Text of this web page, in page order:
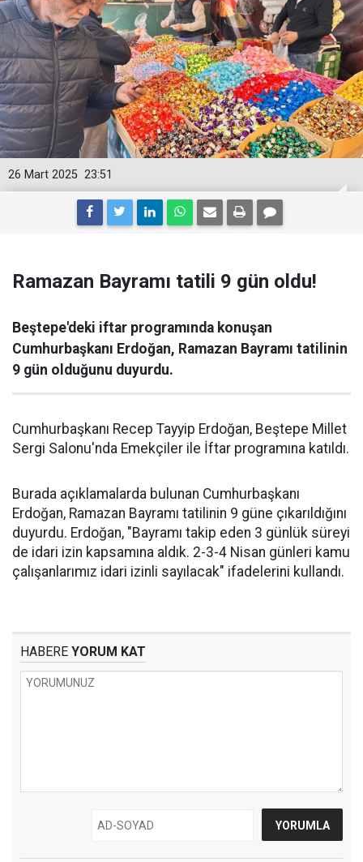
23:51
26 Mart 2025
Ramazan Bayramı tatili 9 gün oldu!
Beştepe'deki iftar programında konuşan
Cumhurbaşkanı Erdoğan, Ramazan Bayramı tatilinin
9 gün olduğunu duyurdu.
Cumhurbaşkanı Recep Tayyip Erdoğan, Beştepe Millet
Sergi Salonu'nda Emekçiler ile İftar programına katıldı.
Burada açıklamalarda bulunan Cumhurbaşkanı
Erdoğan, Ramazan Bayramı tatilinin 9 güne çıkarıldığını
duyurdu. Erdoğan, "Bayramı takip eden 3 günlük süreyi
de idari izin kapsamına aldık. 2-3-4 Nisan günleri kamu
çalışanlarımız idari izinli sayılacak" ifadelerini kullandı.
HABERE YORUM KAT